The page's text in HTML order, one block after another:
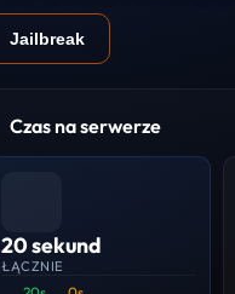
Jailbreak
Czas na serwerze
20 sekund
ŁĄCZNIE